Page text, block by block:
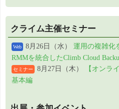
クライム主催セミナー
Web 8月26日（水） 運用の複雑化
RMMを統合したClimb Cloud
セミナー 8月27日（木）
【オンラ
基本編